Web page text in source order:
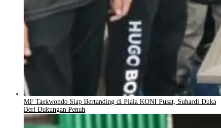
MF Taekwondo Siap Bertanding di Piala KONI Pusat, Suhardi Duka
Beri Dukungan Penuh